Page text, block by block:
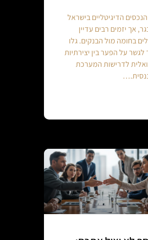
הדיגיטליים בישראל
אך יזמים רבים עדיין
בחומה מול הבנקים. גלו
לגשר על הפער בין יצירתיות
לדרישות המערכת